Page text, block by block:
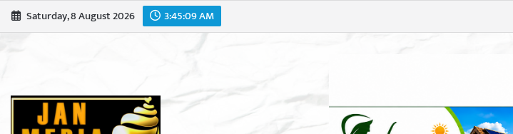
Skip
to
Saturday, 8 August 2026 3:45:11 AM